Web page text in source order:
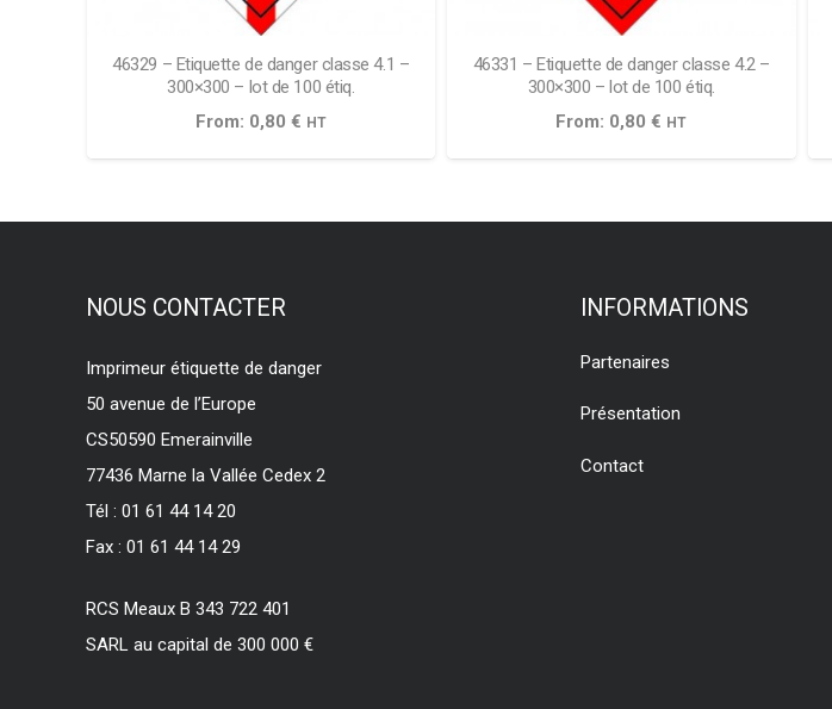
46329 – Etiquette de danger classe 4.1 –
300×300 – lot de 100 étiq.
From: 0,80 € HT
46331 – Etiquette de danger classe 4.2 –
300×300 – lot de 100 étiq.
From: 0,80€ HT
NOUS CONTACTER
Imprimeur étiquette de danger
50 avenue de l’Europe
CS50590 Emerainville
77436 Marne la Vallée Cedex 2
Tél : 01 61 44 14 20
Fax : 01 61 44 14 29
RCS Meaux B 343 722 401
SARL au capital de 300 000 €
INFORMATIONS
Partenaires
Présentation
Contact